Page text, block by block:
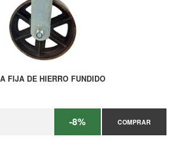
FIJA DE HIERRO FUNDIDO
-8% COMPRAR